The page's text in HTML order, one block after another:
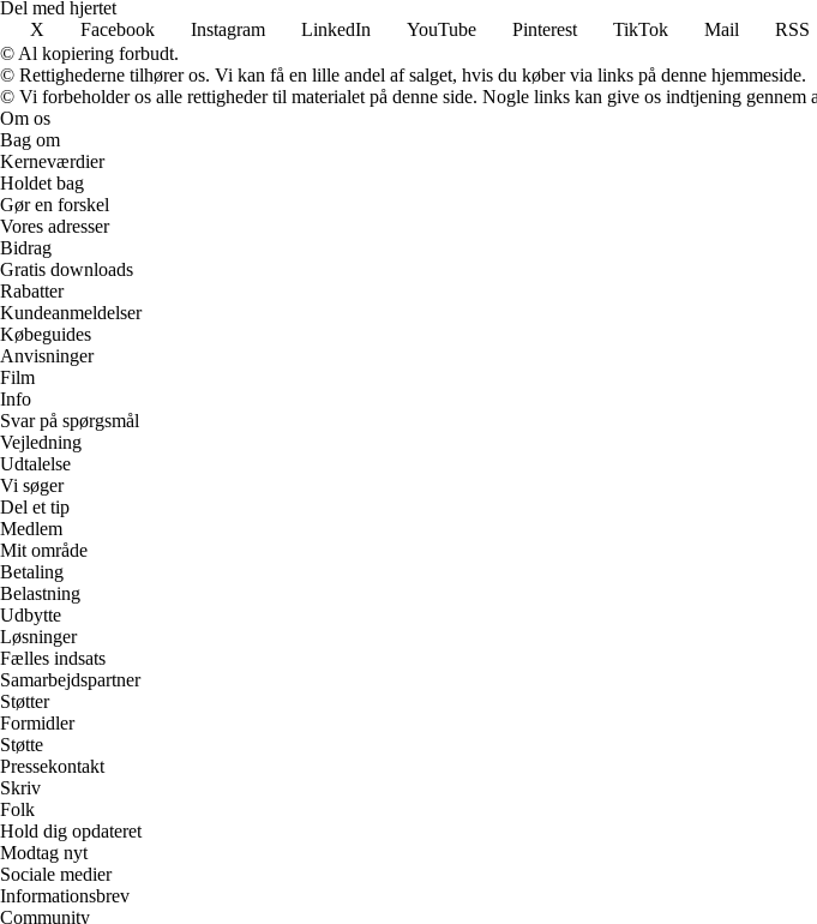
Del med hjertet
X
Facebook Instagram LinkedIn YouTube Pinterest TikTok Mail
RSS
© Al kopiering forbudt.
© Rettighederne tilhører os. Vi kan få en lille andel af salget, hvis du køber via links på denne hjemmeside.
© Vi forbeholder os alle rettigheder til materialet på denne side. Nogle links kan give os indtjening
Om os
Bag om
Kerneværdier
Holdet bag
Gør en forskel
Vores adresser
Bidrag
Gratis downloads
Rabatter
Kundeanmeldelser
Købeguides
Anvisninger
Film
Info
Svar på spørgsmål
Vejledning
Udtalelse
Vi søger
Del et tip
Medlem
Mit område
Betaling
Belastning
Udbytte
Løsninger
Fælles indsats
Samarbejdspartner
Støtter
Formidler
Støtte
Pressekontakt
Skriv
Folk
Hold dig opdateret
Modtag nyt
Sociale medier
Informationsbrev
Community